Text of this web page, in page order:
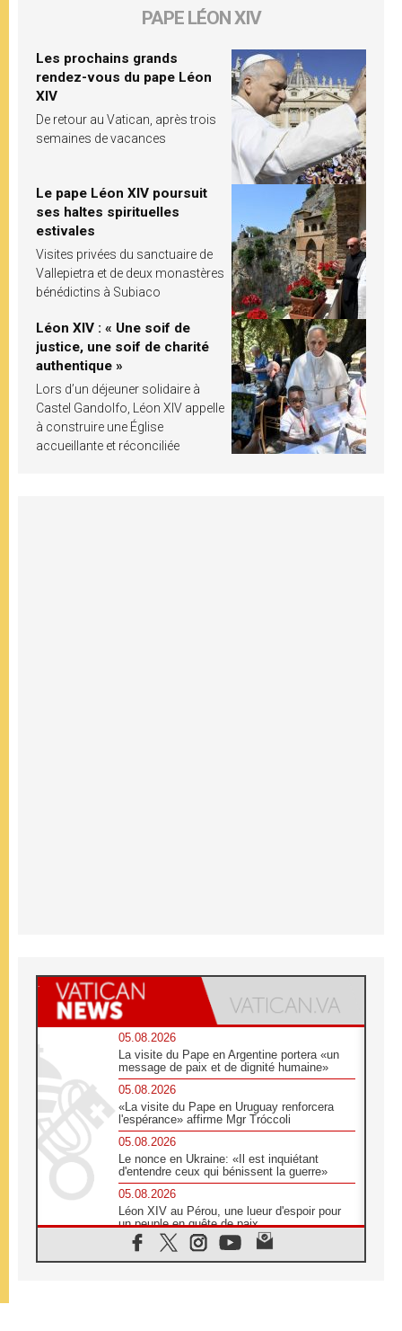
PAPE LÉON XIV
Les prochains grands
rendez-vous du pape Léon
XIV
De retour au Vatican, après trois
semaines de vacances
Le pape Léon XIV poursuit
ses haltes spirituelles
estivales
Visites privées du sanctuaire de
Vallepietra et de deux monastères
bénédictins à Subiaco
Léon XIV : « Une soif de
justice, une soif de charité
authentique »
Lors d’un déjeuner solidaire à
Castel Gandolfo, Léon XIV appelle
à construire une Église
accueillante et réconciliée
05.08.2026
La visite du Pape en Argentine portera «un
message de paix et de dignité humaine»
05.08.2026
«La visite du Pape en Uruguay renforcera
l'espérance» affirme Mgr Tróccoli
05.08.2026
Le nonce en Ukraine: «Il est inquiétant
d'entendre ceux qui bénissent la guerre»
05.08.2026
Léon XIV au Pérou, une lueur d'espoir pour
un peuple en quête de paix
05.08.2026
SCEAM: L'Église en Afrique vers